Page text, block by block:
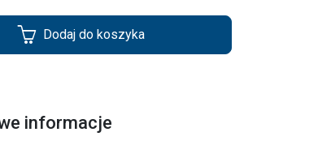
Dodaj do koszyka
informacje